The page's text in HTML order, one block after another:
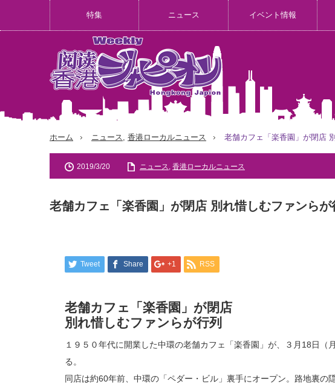
特集 ニュース イベント情報
ホーム ニュース, 香港ローカルニュース 老舗カフェ「楽香園」が閉店
2019/3/20 ニュース, 香港ローカルニュース
老舗カフェ「楽香園」が閉店 別れ惜しむファンらが
Tweet Share +1 RSS
老舗カフェ「楽香園」が閉店
別れ惜しむファンらが行列
１９５０年代に開業した中環の老舗カフェ「楽香園」が、３月18日
る。
同店は約60年前、中環の「ペダー・ビル」裏手にオープン。路地裏の